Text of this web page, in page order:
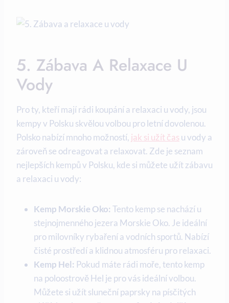
5. ​Zábava A Relaxace⁢ U
Vody
Pro ty, kteří mají rádi ​koupání⁤ a relaxaci u vody, jsou
kempy v Polsku skvělou volbou pro letní dovolenou.
Polsko‍ nabízí mnoho možností,​ jak si užít čas ⁤ u vody a
‌zároveň se odreagovat a relaxovat. Zde ​je⁢ seznam
nejlepších kempů v Polsku, kde si můžete užít zábavu
a relaxaci ⁤u vody:
Kemp Morskie Oko: ​Tento kemp ⁤se nachází u
stejnojmenného jezera Morskie Oko. Je ideální
⁢pro​ milovníky rybaření a vodních sportů. Nabízí
čisté prostředí a klidnou atmosféru pro relaxaci.
Kemp Hel: Pokud máte rádi moře, tento kemp
‌na poloostrově Hel​ je pro vás ‍ideální volbou.
Můžete si užít ⁤sluneční paprsky na písčitých